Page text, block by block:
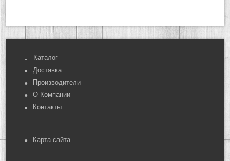
Каталог
Доставка
Производители
О Компании
Контакты
Карта сайта